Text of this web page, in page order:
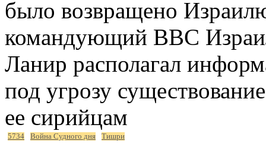
было возвращено
командующий ВВС
Ланир располагал
под угрозу
ее сирийцам
5734 Война Судного дня Тишри